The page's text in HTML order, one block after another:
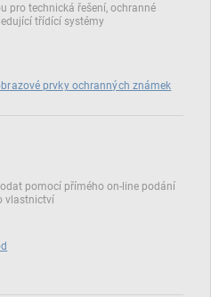
pro technická řešení, ochranné
třídící systémy
prvky ochranných známek
pomocí přímého on‑line podání
vlastnictví